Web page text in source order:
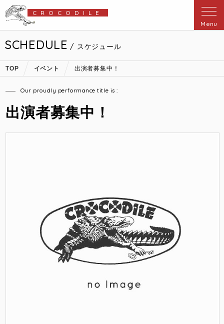
CROCODILE
Menu
SCHEDULE / スケジュール
TOP イベント 出演者募集中！
Our proudly performance title is :
出演者募集中！